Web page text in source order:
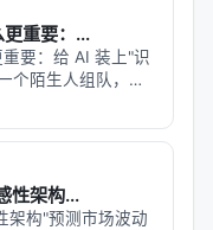
是一个低秩矩阵
中存在于一个低
个假设可能成立
数几个。但哪些
性能量均匀分布在
流——可能无法被
重要：...
要：给 AI 装上"识
个陌生人组队，要
方擅长什么、不擅
决定自己该做什
性架构...
架构"预测市场波动